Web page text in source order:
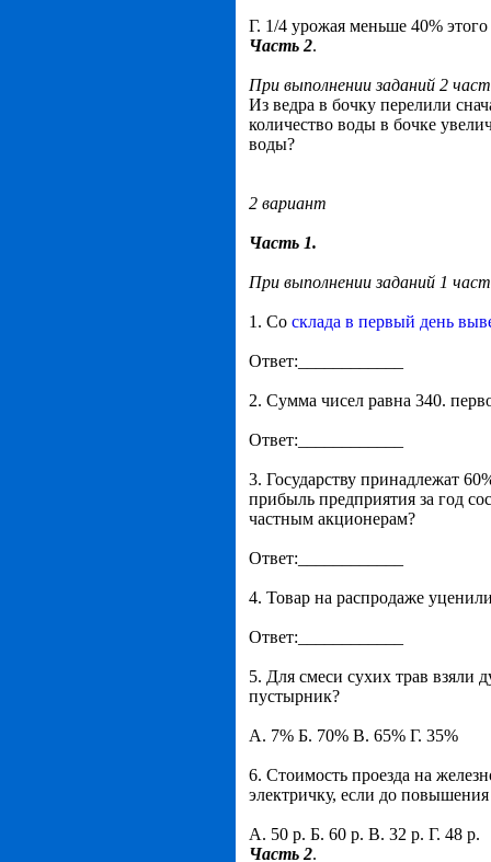
Г. 1/4 урожая меньше 40%
Часть 2.
При выполнении заданий 2
Из ведра в бочку перелили
количество воды в бочке
воды?
2 вариант
Часть 1.
При выполнении заданий 1
1. Со склада в первый день
Ответ:____________
2. Сумма чисел равна 340.
Ответ:____________
3. Государству принадлежат
прибыль предприятия за год
частным акционерам?
Ответ:____________
4. Товар на распродаже
Ответ:____________
5. Для смеси сухих трав взяли
пустырник?
А. 7% Б. 70% В. 65% Г. 35%
6. Стоимость проезда на
электричку, если до
А. 50 р. Б. 60 р. В. 32 р. Г. 48 р.
Часть 2.